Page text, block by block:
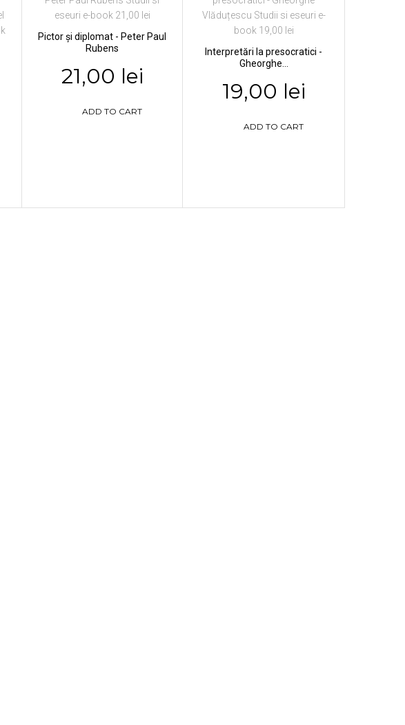
Pictor și diplomat - Peter Paul
Rubens
21,00 lei
ADD TO CART
Interpretări la presocratici -
Gheorghe...
19,00 lei
ADD TO CART